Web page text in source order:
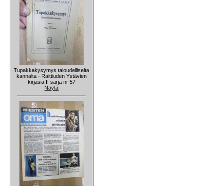
Tupakkakysymys taloudelliselta
kannalta - Raittiuden Ystävien
kirjasia II sarja nr 57
Näytä